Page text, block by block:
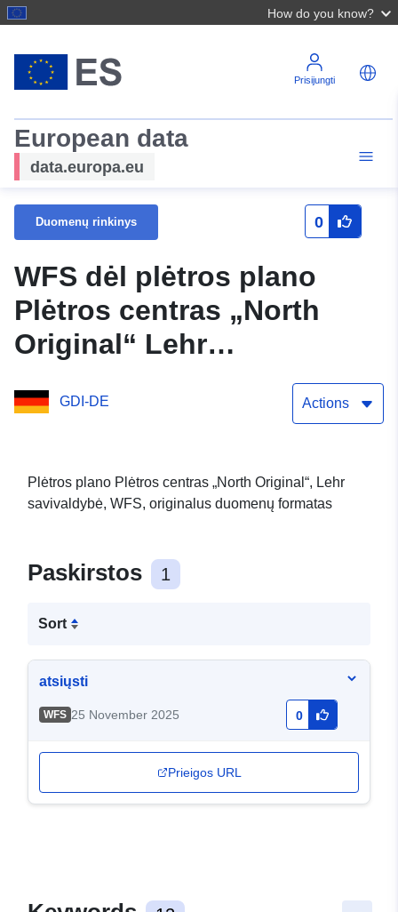
How do you know?
Prisijungti
European data
data.europa.eu
Duomenų rinkinys 0
WFS dėl plėtros plano
Plėtros centras „North
Original“ Lehr
GDI-DE Actions
Plėtros plano Plėtros centras „North Original“, Lehr
savivaldybė, WFS, originalus duomenų formatas
Paskirstos 1
Sort
atsiųsti
WFS 25 November 2025 0
Prieigos URL